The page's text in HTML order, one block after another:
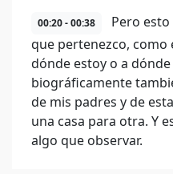
00:20 - 00:38
Pero
que pertenezco, como
dónde estoy o a
biográficamente
de mis padres y de
una casa para otra. Y
algo que observar.